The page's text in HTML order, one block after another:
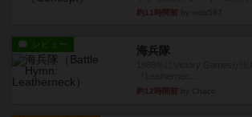
約11時間前
レビュー 海兵隊
約12時間前